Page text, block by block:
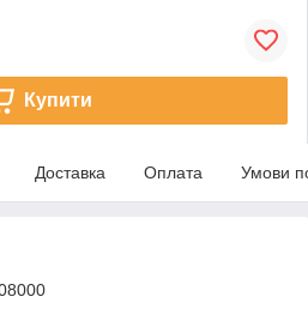
Купити
Доставка Оплата Умови